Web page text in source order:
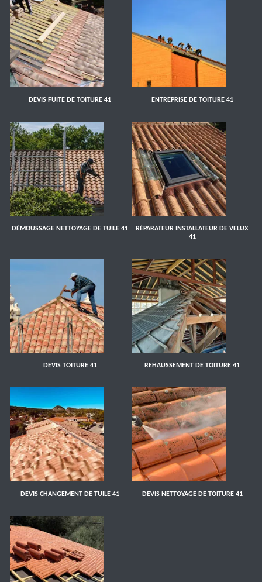
DEVIS FUITE DE TOITURE 41 ENTREPRISE DE TOITURE 41
DÉMOUSSAGE NETTOYAGE DE TUILE 41
RÉPARATEUR INSTALLATEUR DE VELUX
41
DEVIS TOITURE 41 REHAUSSEMENT DE TOITURE 41
DEVIS CHANGEMENT DE TUILE 41 DEVIS NETTOYAGE DE TOITURE 41